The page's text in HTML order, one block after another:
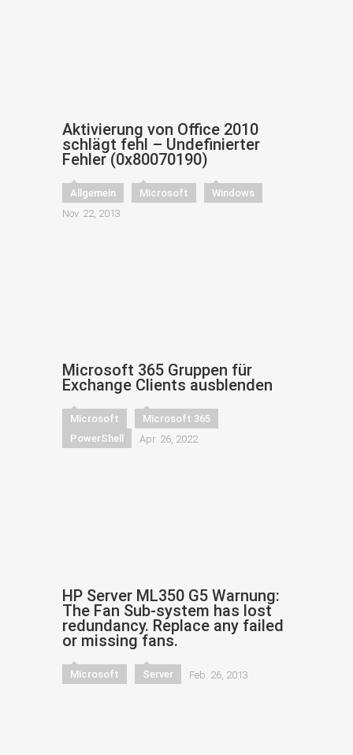
Aktivierung von Office 2010
schlägt fehl – Undefinierter
Fehler (0x80070190)
Allgemein Microsoft
Windows
Nov. 22, 2013
Microsoft 365 Gruppen für
Exchange Clients ausblenden
Microsoft
Microsoft 365
PowerShell
Apr. 26, 2022
HP Server ML350 G5 Warnung:
The Fan Sub-system has lost
redundancy. Replace any failed
or missing fans.
Microsoft Server Feb. 26, 2013